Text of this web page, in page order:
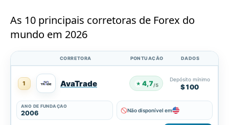
As 10 principais corretoras de Forex do
mundo em 2026
CORRETORA PONTUAÇÃO DADOS
1 AvaTrade ★ 4,7/5
Depósito mínimo
$100
ANO DE FUNDAÇÃO
2006 Não disponível em